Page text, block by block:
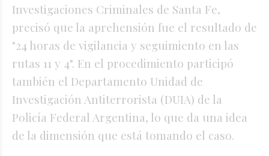
Investigaciones Criminales de Santa Fe,
precisó que la aprehensión fue el resultado de
"24 horas de vigilancia y seguimiento en las
rutas 11 y 4". En el procedimiento participó
también el Departamento Unidad de
Investigación Antiterrorista (DUIA) de la
Policía Federal Argentina, lo que da una idea
de la dimensión que está tomando el caso.